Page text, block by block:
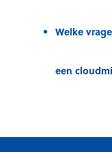
Welke
een